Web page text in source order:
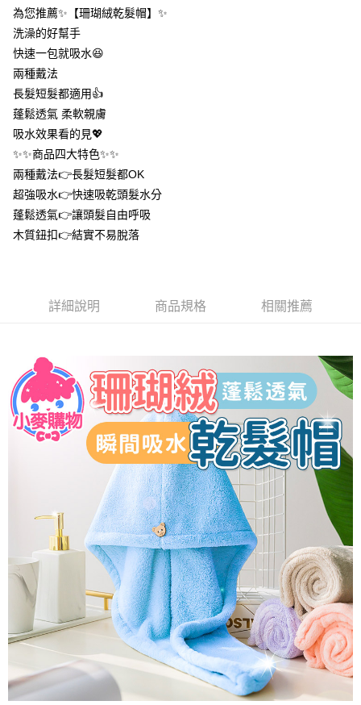
便利好安心！
１．簡單：不需註冊會員、不需綁卡、不需儲值。
２．便利：只要手機號碼，簡訊認證，即可結帳。
３．安心：先確認商品／服務後，再付款。
【「AFTEE先享後付」結帳流程】
１．於結帳方式選擇「AFTEE先享後付」後，將跳轉至「AFTEE先享後付」
結帳頁面，進行簡訊認證並確認金額後，即可完成結帳。
３．收到繳費通知簡訊後14天內，點擊此簡訊中的連結，可透過四大超商／
ATM／網路銀行／等多元方式進行付款，方視為交易完成。
※ 請注意：結帳手續完成當下不需立刻繳費，但若您需要取消訂單，請聯絡
購買商品的店家。未經商家同意取消之訂單仍視為有效，需透過AFTEE先享
後付繳納相關費用。
※ 交易是否成功請以「AFTEE先享後付 」之結帳頁面顯示為準，若有關於
客戶支援中心」https://netprotections.freshdesk.com/support/home
易，需依本服務之必要範圍內提供個人資料，並將交易相關給付款項請求債
權轉讓予恩沛科技股份有限公司。
３．未成年的使用者請事先徵得法定代理人或監護人之同意方可使用
「AFTEE先享後付」，若未經同意申辦者引起之損失，本公司不負相關責
任。
４．使用「AFTEE先享後付」時，將依據個別帳號之用戶狀況，依本公司即
時審查核予不同之上限額度；若仍有額度不足之情形，本公司將視審查結果
請求用戶進行身份認證。
５．嚴禁一人註冊多個帳號或使用他人資訊註冊。若發現惡意使用之情形，
恩沛科技股份有限公司將有權停止該用戶之使用額度並採取法律行動。
運送方式
全家取貨付款
每筆NT$60，滿NT$399(含以上)免運費
付款後全家取貨
每筆NT$60，滿NT$399(含以上)免運費
7-11取貨付款
每筆NT$60，滿NT$399(含以上)免運費
付款後7-11取貨
每筆NT$60，滿NT$399(含以上)免運費
為您推薦✨【珊瑚絨乾髮帽】✨
洗澡的好幫手
快速一包就吸水😆
兩種戴法
長髮短髮都適用👍️
蓬鬆透氣 柔軟親膚
吸水效果看的見💖
✨✨商品四大特色✨✨
兩種戴法👉長髮短髮都OK
超強吸水👉快速吸乾頭髮水分
蓬鬆透氣👉讓頭髮自由呼吸
木質鈕扣👉結實不易脫落
詳細說明 商品規格 相關推薦